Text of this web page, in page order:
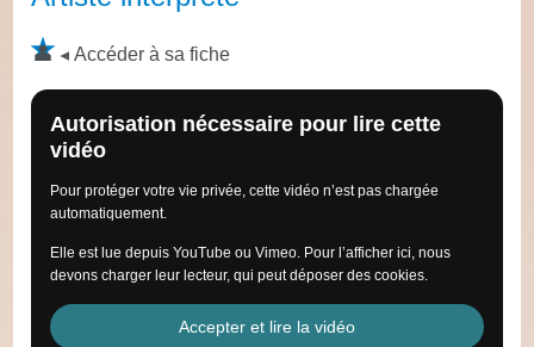
Accéder à sa fiche
Autorisation nécessaire pour lire cette
vidéo
Pour protéger votre vie privée, cette vidéo n’est pas chargée
automatiquement.
Elle est lue depuis YouTube ou Vimeo. Pour l’afficher ici, nous
devons charger leur lecteur, qui peut déposer des cookies.
Accepter et lire la vidéo